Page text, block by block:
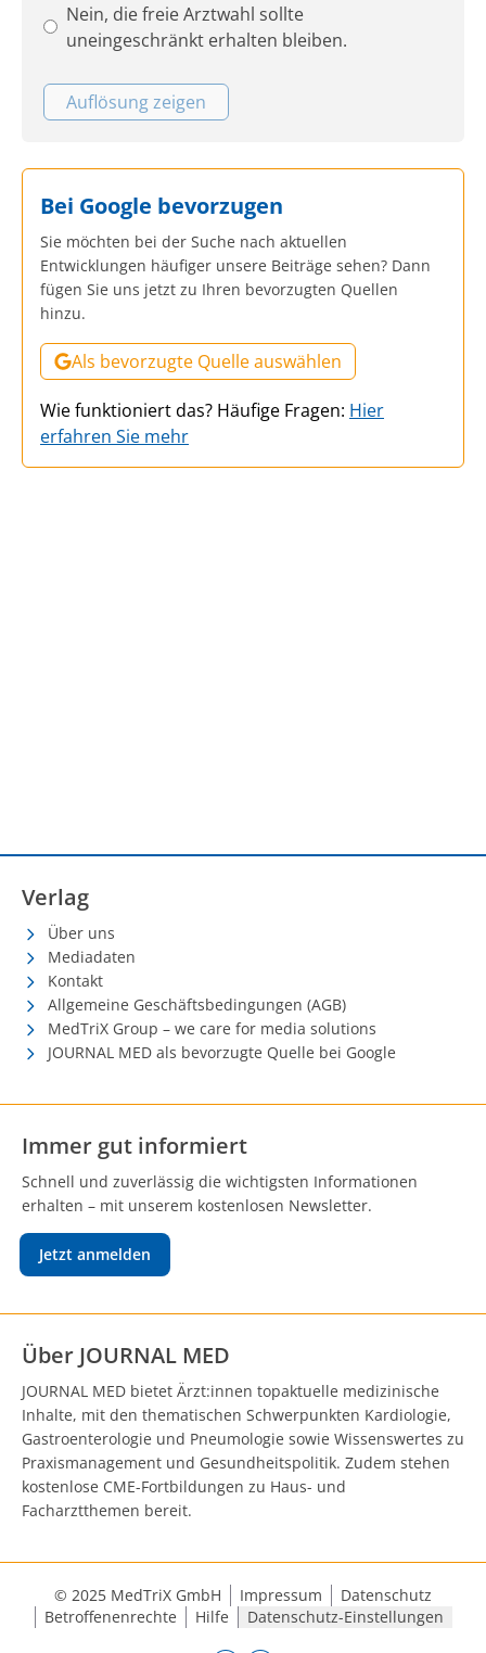
Nein, die freie Arztwahl sollte
uneingeschränkt erhalten bleiben.
Auflösung zeigen
Bei Google bevorzugen
Sie möchten bei der Suche nach aktuellen
Entwicklungen häufiger unsere Beiträge sehen? Dann
fügen Sie uns jetzt zu Ihren bevorzugten Quellen
hinzu.
Als bevorzugte Quelle auswählen
Wie funktioniert das? Häufige Fragen: Hier
erfahren Sie mehr
Verlag
Über uns
Mediadaten
Kontakt
Allgemeine Geschäftsbedingungen (AGB)
MedTriX Group – we care for media solutions
JOURNAL MED als bevorzugte Quelle bei Google
Immer gut informiert
Schnell und zuverlässig die wichtigsten Informationen
erhalten – mit unserem kostenlosen Newsletter.
Jetzt anmelden
Über JOURNAL MED
JOURNAL MED bietet Ärzt:innen topaktuelle medizinische
Inhalte, mit den thematischen Schwerpunkten Kardiologie,
Gastroenterologie und Pneumologie sowie Wissenswertes zu
Praxismanagement und Gesundheitspolitik. Zudem stehen
kostenlose CME-Fortbildungen zu Haus- und
Facharztthemen bereit.
© 2025 MedTriX GmbH Impressum
Datenschutz
Betroffenenrechte
Hilfe Datenschutz-Einstellungen